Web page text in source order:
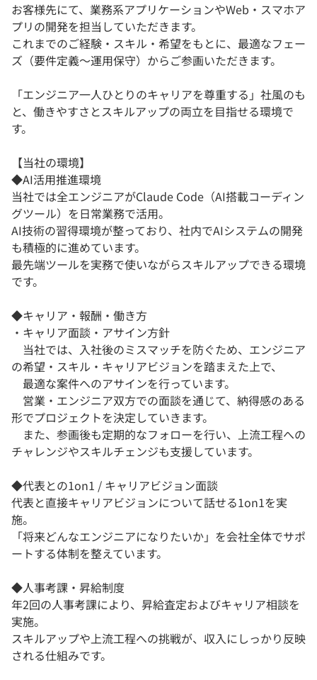
お客様先にて、業務系アプリケーションやWeb・スマホア
プリの開発を担当していただきます。
これまでのご経験・スキル・希望をもとに、最適なフェー
ズ（要件定義～運用保守）からご参画いただきます。
「エンジニア一人ひとりのキャリアを尊重する」社風のも
と、働きやすさとスキルアップの両立を目指せる環境で
す。
【当社の環境】
◆AI活用推進環境
当社では全エンジニアがClaude Code（AI搭載コーディン
グツール）を日常業務で活用。
AI技術の習得環境が整っており、社内でAIシステムの開発
も積極的に進めています。
最先端ツールを実務で使いながらスキルアップできる環境
です。
◆キャリア・報酬・働き方
・キャリア面談・アサイン方針
当社では、入社後のミスマッチを防ぐため、エンジニア
の希望・スキル・キャリアビジョンを踏まえた上で、
最適な案件へのアサインを行っています。
営業・エンジニア双方での面談を通じて、納得感のある
形でプロジェクトを決定していきます。
また、参画後も定期的なフォローを行い、上流工程への
チャレンジやスキルチェンジも支援しています。
◆代表との1on1 / キャリアビジョン面談
代表と直接キャリアビジョンについて話せる1on1を実
施。
「将来どんなエンジニアになりたいか」を会社全体でサポ
ートする体制を整えています。
◆人事考課・昇給制度
年2回の人事考課により、昇給査定およびキャリア相談を
実施。
スキルアップや上流工程への挑戦が、収入にしっかり反映
される仕組みです。